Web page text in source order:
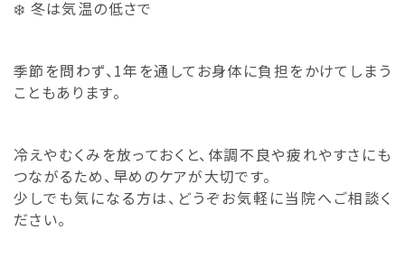
❄️ 冬は気温の低さで
季節を問わず、1年を通してお身体に負担をかけてしまう
こともあります。
冷えやむくみを放っておくと、体調不良や疲れやすさにも
つながるため、早めのケアが大切です。
少しでも気になる方は、どうぞお気軽に当院へご相談く
ださい。